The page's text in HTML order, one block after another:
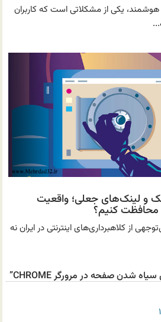
یکی از مشکلاتی است که کاربران
و لینک‌های جعلی؛ واقعیت
کنیم؟
از کلاهبرداری‌های اینترنتی در ایران نه